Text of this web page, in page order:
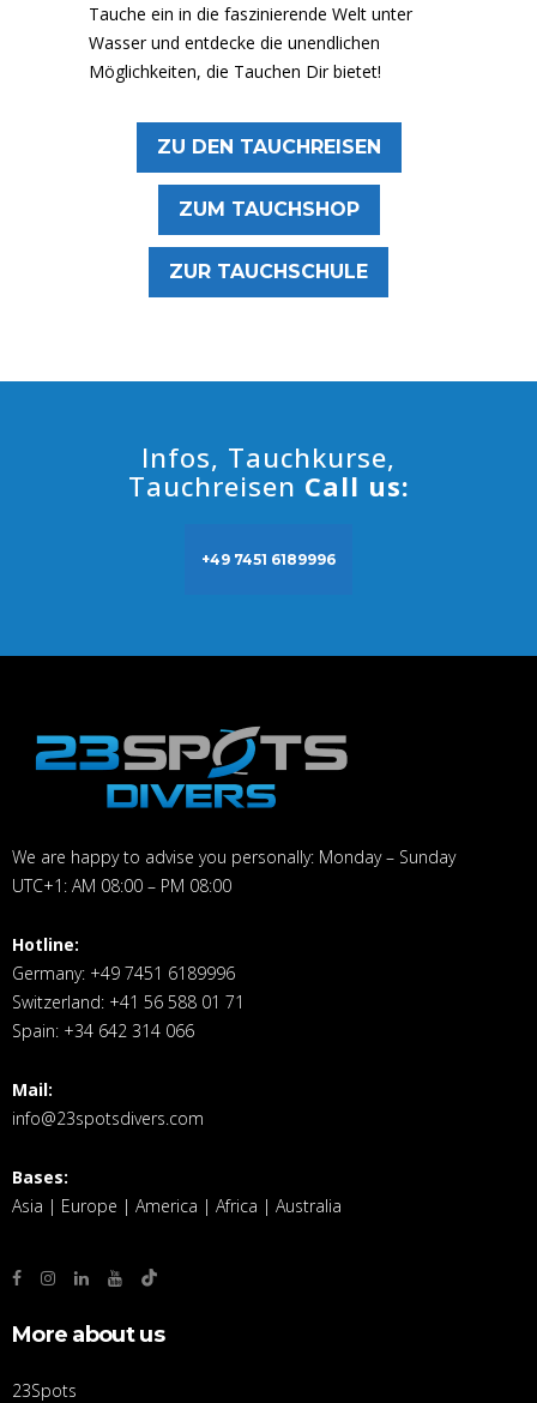
Tauche ein in die faszinierende Welt unter
Wasser und entdecke die unendlichen
Möglichkeiten, die Tauchen Dir bietet!
ZU DEN TAUCHREISEN
ZUM TAUCHSHOP
ZUR TAUCHSCHULE
Infos, Tauchkurse,
Tauchreisen Call us:
+49 7451 6189996
We are happy to advise you personally: Monday – Sunday
UTC+1: AM 08:00 – PM 08:00
Hotline:
Germany: +49 7451 6189996
Switzerland: +41 56 588 01 71
Spain: +34 642 314 066
Mail:
info@23spotsdivers.com
Bases:
Asia | Europe | America | Africa | Australia
More about us
23Spots